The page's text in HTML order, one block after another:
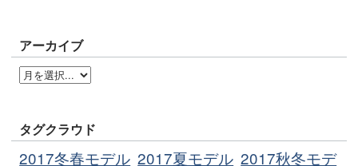
アーカイブ
タグクラウド
2017冬春モデル 2017夏モデル 2017秋冬モデ